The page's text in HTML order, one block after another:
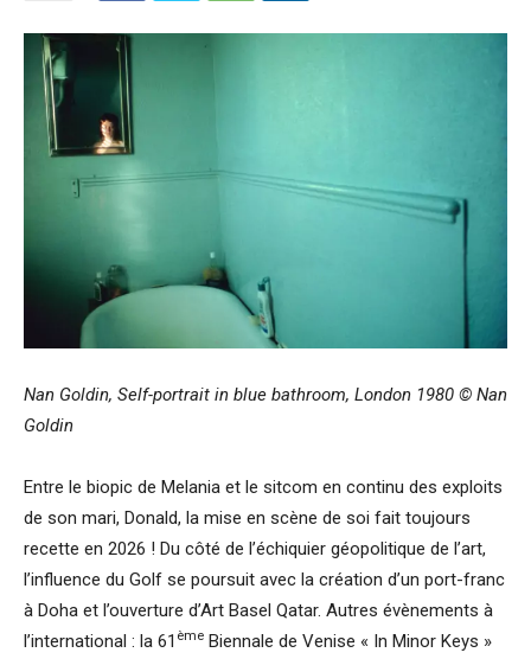
Nan Goldin, Self-portrait in blue bathroom, London 1980 © Nan
Goldin
Entre le biopic de Melania et le sitcom en continu des exploits
de son mari, Donald, la mise en scène de soi fait toujours
recette en 2026 ! Du côté de l’échiquier géopolitique de l’art,
l’influence du Golf se poursuit avec la création d’un port-franc
à Doha et l’ouverture d’Art Basel Qatar. Autres évènements à
l’international : la 61 ème Biennale de Venise « In Minor Keys »